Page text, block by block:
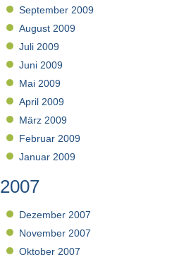
September 2009
August 2009
Juli 2009
Juni 2009
Mai 2009
April 2009
März 2009
Februar 2009
Januar 2009
2007
Dezember 2007
November 2007
Oktober 2007